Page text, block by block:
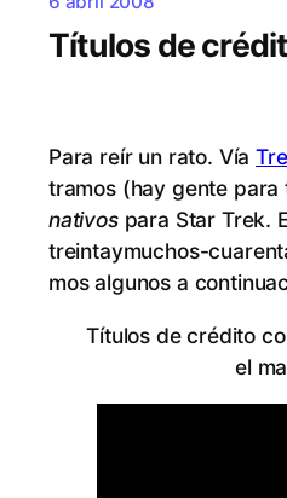
Títulos de
Pa­ra reír un ra­to. Vía
tra­mos (hay gen­te
na­ti­vospa­ra Star Trek.
trein­tay­mu­chos-
mos al­gu­nos a
Tí­tu­los de cré­di­to
el